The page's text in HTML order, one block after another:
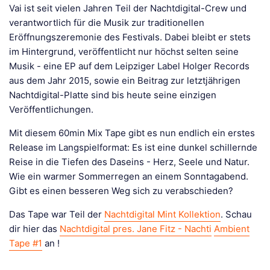
Vai ist seit vielen Jahren Teil der Nachtdigital-Crew und
verantwortlich für die Musik zur traditionellen
Eröffnungszeremonie des Festivals. Dabei bleibt er stets
im Hintergrund, veröffentlicht nur höchst selten seine
Musik - eine EP auf dem Leipziger Label Holger Records
aus dem Jahr 2015, sowie ein Beitrag zur letztjährigen
Nachtdigital-Platte sind bis heute seine einzigen
Veröffentlichungen.
Mit diesem 60min Mix Tape gibt es nun endlich ein erstes
Release im Langspielformat: Es ist eine dunkel schillernde
Reise in die Tiefen des Daseins - Herz, Seele und Natur.
Wie ein warmer Sommerregen an einem Sonntagabend.
Gibt es einen besseren Weg sich zu verabschieden?
Das Tape war Teil der Nachtdigital Mint Kollektion. Schau
dir hier das Nachtdigital pres. Jane Fitz - Nachti Ambient
Tape #1 an !